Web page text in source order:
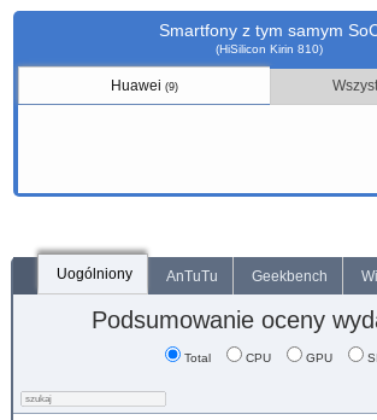
Smartfony z tym samym
(HiSilicon Kirin 810)
Huawei(9)
Uogólniony AnTuTu Geekbench
Podsumowanie oceny
Total CPU GPU SI